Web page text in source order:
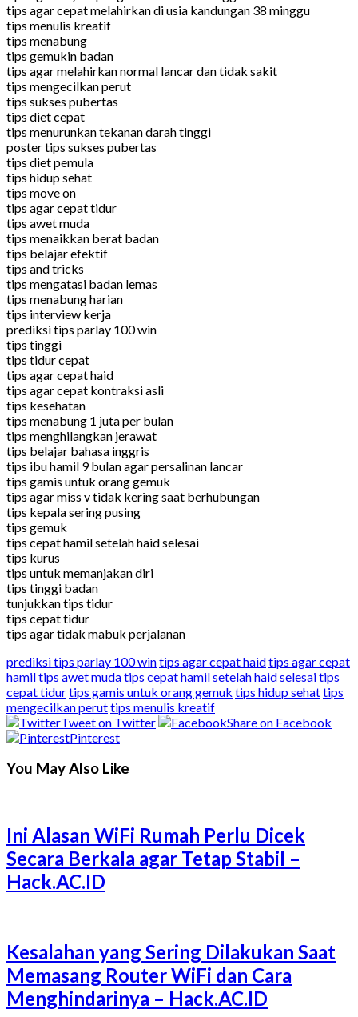
tips agar cepat melahirkan di usia kandungan 38 minggu
tips menulis kreatif
tips menabung
tips gemukin badan
tips agar melahirkan normal lancar dan tidak sakit
tips mengecilkan perut
tips sukses pubertas
tips diet cepat
tips menurunkan tekanan darah tinggi
poster tips sukses pubertas
tips diet pemula
tips hidup sehat
tips move on
tips agar cepat tidur
tips awet muda
tips menaikkan berat badan
tips belajar efektif
tips and tricks
tips mengatasi badan lemas
tips menabung harian
tips interview kerja
prediksi tips parlay 100 win
tips tinggi
tips tidur cepat
tips agar cepat haid
tips agar cepat kontraksi asli
tips kesehatan
tips menabung 1 juta per bulan
tips menghilangkan jerawat
tips belajar bahasa inggris
tips ibu hamil 9 bulan agar persalinan lancar
tips gamis untuk orang gemuk
tips agar miss v tidak kering saat berhubungan
tips kepala sering pusing
tips gemuk
tips cepat hamil setelah haid selesai
tips kurus
tips untuk memanjakan diri
tips tinggi badan
tunjukkan tips tidur
tips cepat tidur
tips agar tidak mabuk perjalanan
prediksi tips parlay 100 wintips agar cepat haidtips agar cepat
hamiltips awet mudatips cepat hamil setelah haid selesaitips
cepat tidurtips gamis untuk orang gemuk tips hidup sehattips
mengecilkan peruttips menulis kreatif
Tweet on Twitter
Share on Facebook
Pinterest
You May Also Like
Ini Alasan WiFi Rumah Perlu Dicek
Secara Berkala agar Tetap Stabil –
Hack.AC.ID
Kesalahan yang Sering Dilakukan Saat
Memasang Router WiFi dan Cara
Menghindarinya – Hack.AC.ID